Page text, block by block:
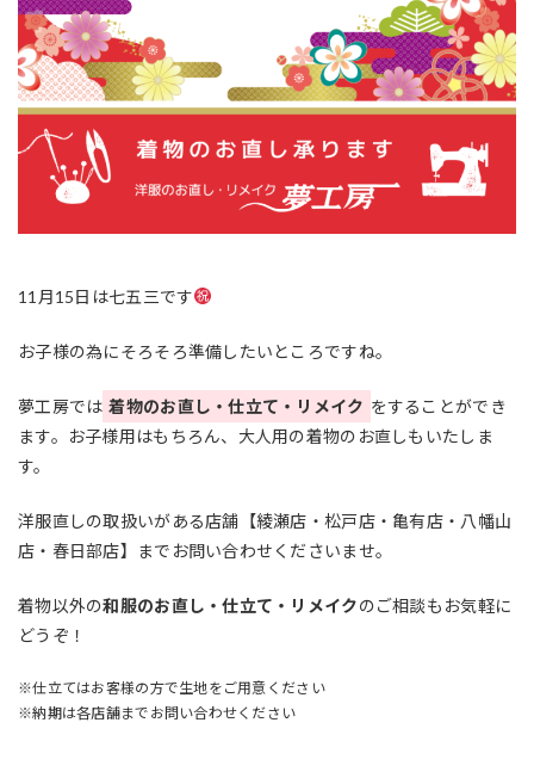
11月15日は七五三です
お子様の為にそろそろ準備したいところですね。
夢工房では 着物のお直し・仕立て・リメイク をすることができ
ます。お子様用はもちろん、大人用の着物のお直しもいたしま
す。
洋服直しの取扱いがある店舗【綾瀬店・松戸店・亀有店・八幡山
店・春日部店】までお問い合わせくださいませ。
着物以外の和服のお直し・仕立て・リメイクのご相談もお気軽に
どうぞ！
※仕立てはお客様の方で生地をご用意ください
※納期は各店舗までお問い合わせください